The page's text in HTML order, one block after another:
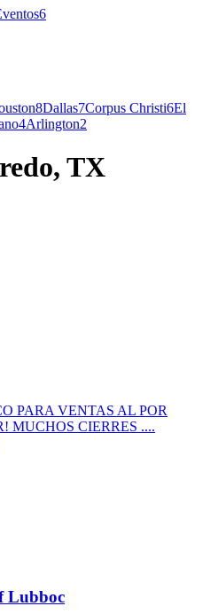
6
8Dallas7Corpus Christi6El
4Arlington2
TX
PARA VENTAS AL POR
MUCHOS CIERRES ....
Lubboc